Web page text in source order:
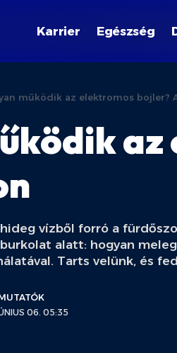
Karrier Egészség
működik az elektromos bojler?
hideg vízből forró a
alatt: hogyan
Tarts velünk, és
06. 05:35